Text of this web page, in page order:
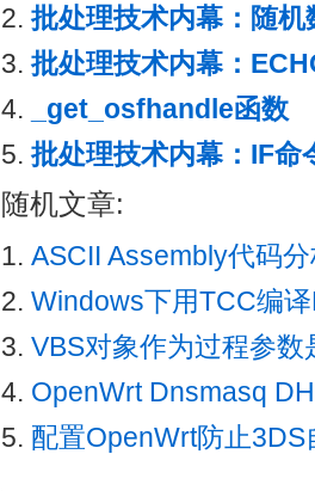
批处理技术内幕：随
批处理技术内幕：
_get_osfhandle函数
批处理技术内幕：IF命
随机文章:
ASCII Assembly代码
Windows下用TCC编
VBS对象作为过程参
OpenWrt Dnsmasq
配置OpenWrt防止3DS